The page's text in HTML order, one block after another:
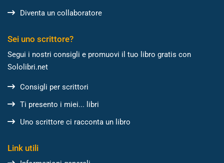
Diventa un collaboratore
Sei uno scrittore?
Segui i nostri consigli e promuovi il tuo libro gratis con
Sololibri.net
Consigli per scrittori
Ti presento i miei... libri
Uno scrittore ci racconta un libro
Link utili